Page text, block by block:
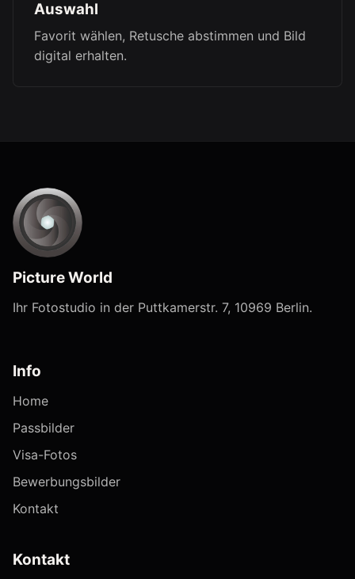
Auswahl
Favorit wählen, Retusche abstimmen und Bild
digital erhalten.
Picture World
Ihr Fotostudio in der Puttkamerstr. 7, 10969 Berlin.
Info
Home
Passbilder
Visa-Fotos
Bewerbungsbilder
Kontakt
Kontakt